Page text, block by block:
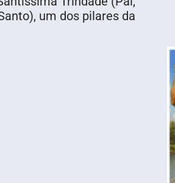
um dos pilares da